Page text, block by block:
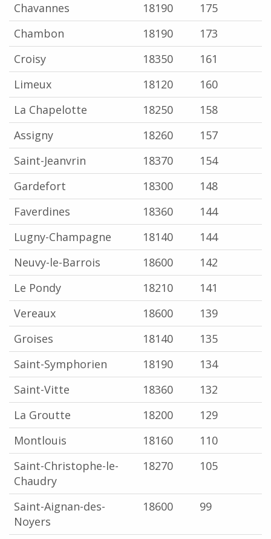
Chavannes 18190
175
Chambon
18190
173
Croisy
18350
161
Limeux
18120
160
La Chapelotte
18250
158
Assigny
18260
157
Saint-Jeanvrin
18370
154
Gardefort
18300
148
Faverdines
18360
144
Lugny-Champagne
18140
144
Neuvy-le-Barrois
18600
142
Le Pondy
18210
141
Vereaux
18600
139
Groises
18140
135
Saint-Symphorien
18190
134
Saint-Vitte
18360
132
La Groutte
18200
129
Montlouis
18160
110
Saint-Christophe-le-
Chaudry
18270 105
Saint-Aignan-des-
Noyers
18600 99